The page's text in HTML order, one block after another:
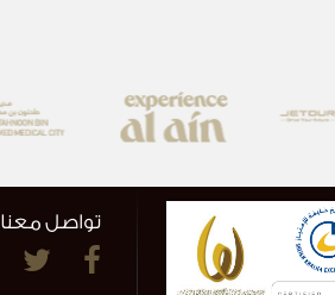
تواصل معنا